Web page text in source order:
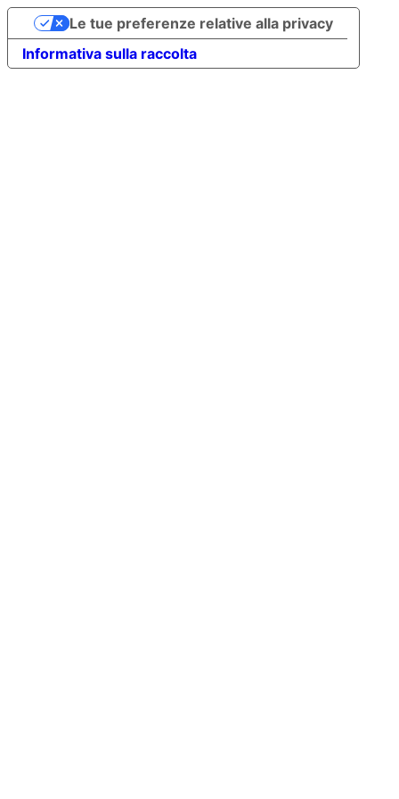
Informativa sulla raccolta
Le tue preferenze relative alla privacy